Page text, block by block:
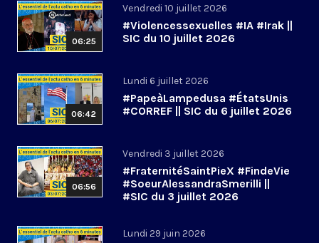
06:25
Vendredi 10 juillet 2026
#Violencessexuelles #IA #Irak ||
SIC du 10 juillet 2026
06:42
Lundi 6 juillet 2026
#PapeàLampedusa #ÉtatsUnis
#CORREF || SIC du 6 juillet 2026
06:56
Vendredi 3 juillet 2026
#FraternitéSaintPieX #FindeVie
#SoeurAlessandraSmerilli ||
#SIC du 3 juillet 2026
Lundi 29 juin 2026